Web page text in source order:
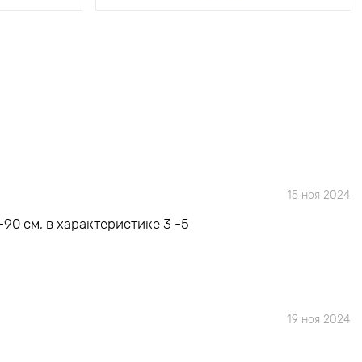
15 ноя 2024
см, в характеристике 3 -5
19 ноя 2024